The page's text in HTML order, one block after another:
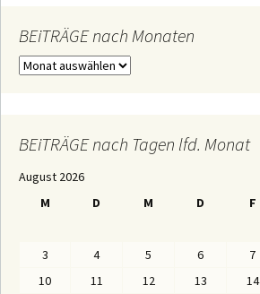
n
a
c
h
BEiTRÄGE nach Monaten
B
E
G
n
BEiTRÄGE nach Tagen lfd. Monat
August 2026
M
D M D F
3
4 5 6 7
10
11 12 13 14